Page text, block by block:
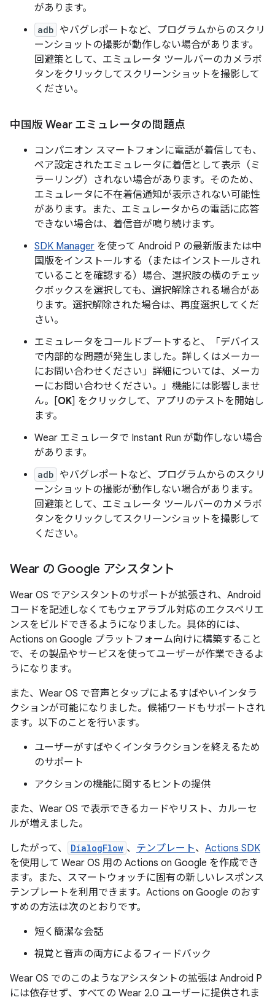
があります。
adb やバグレポートなど、プログラムからのスクリ
ーンショットの撮影が動作しない場合があります。
回避策として、エミュレータ ツールバーのカメラボ
タンをクリックしてスクリーンショットを撮影して
ください。
中国版 Wear エミュレータの問題点
コンパニオン スマートフォンに電話が着信しても、
ペア設定されたエミュレータに着信として表示（ミ
ラーリング）されない場合があります。 そのため、
エミュレータに不在着信通知が表示されない可能性
があります。また、エミュレータからの電話に応答
できない場合は、着信音が鳴り続けます。
SDK Manager を使って Android P の最新版または中
国版をインストールする（またはインストールされ
ていることを確認する）場合、選択肢の横のチェッ
クボックスを選択しても、選択解除される場合があ
ります。選択解除された場合は、再度選択してくだ
さい。
エミュレータをコールドブートすると、「デバイス
で内部的な問題が発生しました。詳しくはメーカー
にお問い合わせください」詳細については、メーカ
ーにお問い合わせください。」機能には影響しませ
ん。[OK] をクリックして、アプリのテストを開始し
ます。
Wear エミュレータで Instant Run が動作しない場合
があります。
adb やバグレポートなど、プログラムからのスクリ
ーンショットの撮影が動作しない場合があります。
回避策として、エミュレータ ツールバーのカメラボ
タンをクリックしてスクリーンショットを撮影して
ください。
Wear の Google アシスタント
Wear OS でアシスタントのサポートが拡張され、Android
コードを記述しなくてもウェアラブル対応のエクスペリエ
ンスをビルドできるようになりました。具体的には、
Actions on Google プラットフォーム向けに構築すること
で、その製品やサービスを使ってユーザーが作業できるよ
うになります。
また、Wear OS で音声とタップによるすばやいインタラ
クションが可能になりました。候補ワードもサポートされ
ます。以下のことを行います。
ユーザーがすばやくインタラクションを終えるため
のサポート
アクションの機能に関するヒントの提供
また、Wear OS で表示できるカードやリスト、カルーセ
ルが増えました。
したがって、
DialogFlow 、 テンプレート、 Actions SDK
を使用して Wear OS 用の Actions on Google を作成でき
ます。また、スマートウォッチに固有の新しいレスポンス
テンプレートを利用できます。Actions on Google のおす
すめの方法は次のとおりです。
短く簡潔な会話
視覚と音声の両方によるフィードバック
Wear OS でのこのようなアシスタントの拡張は Android P
には依存せず、すべての Wear 2.0 ユーザーに提供されま